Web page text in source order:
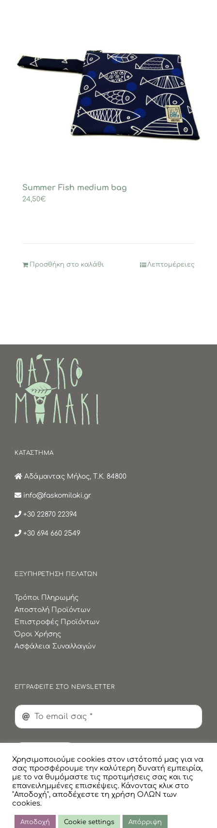
Summer Fish medium bag
24,50€
Προσθήκη στο καλάθι Λεπτομέρειες
ΚΑΤΑΣΤΗΜΑ
Αδάμαντας Μήλος, Τ.Κ. 84800
info@faskomilaki.gr
+30 22870 22394
+30 694 660 2549
ΕΞΥΠΗΡΕΤΗΣΗ ΠΕΛΑΤΩΝ
Τρόποι Πληρωμής
Αποστολή Προϊόντων
Επιστροφές Προϊόντων
Όροι Χρήσης
Ασφάλεια Συναλλαγών
ΕΓΓΡΑΦΕΙΤΕ ΣΤΟ NEWSLETTER
© Copyright
Πολιτική Προστασίας Προσωπικών Δεδομένων
Χρησιμοποιούμε cookies στον ιστότοπό μας για να
σας προσφέρουμε την καλύτερη δυνατή εμπειρία,
με το να θυμόμαστε τις προτιμήσεις σας και τις
επανειλημμένες επισκέψεις. Κάνοντας κλικ στο
"Αποδοχή", αποδέχεστε τη χρήση ΟΛΩΝ των
cookies.
Αποδοχή Cookie settings Απόρριψη